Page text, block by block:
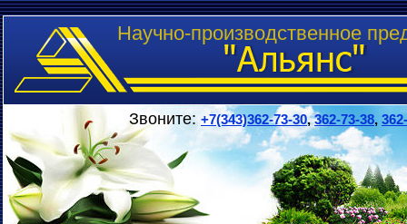
Научно-производственное
Звоните: +7(343)362-73-30,362-73-38,